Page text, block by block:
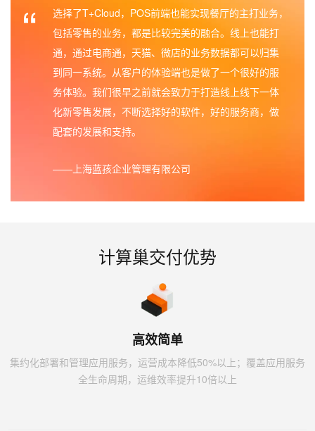
“
选择了T+Cloud，POS前端也能实现餐厅的主打业务，
包括零售的业务，都是比较完美的融合。线上也能打
通，通过电商通，天猫、微店的业务数据都可以归集
到同一系统。从客户的体验端也是做了一个很好的服
务体验。我们很早之前就会致力于打造线上线下一体
化新零售发展，不断选择好的软件，好的服务商，做
配套的发展和支持。
上海蓝孩企业管理有限公司
计算巢交付优势
高效简单
集约化部署和管理应用服务，运营成本降低50%以上；覆盖应用服务
全生命周期，运维效率提升10倍以上